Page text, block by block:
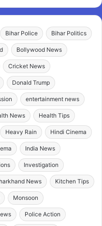
Bihar Police Bihar Politics
Bollywood News
Cricket News
Donald Trump
entertainment news
News Health Tips
Heavy Rain Hindi Cinema
India News
Investigation
News Kitchen Tips
Monsoon
Police Action